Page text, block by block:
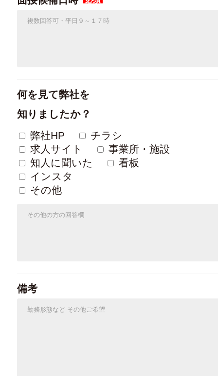
何を見て弊社を
知りましたか？
弊社HP
チラシ
求人サイト
事業所・施設
知人に聞いた
看板
インスタ
その他
備考